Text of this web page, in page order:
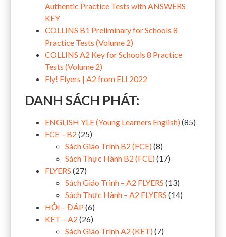
Authentic Practice Tests with ANSWERS
KEY
COLLINS B1 Preliminary for Schools 8
Practice Tests (Volume 2)
COLLINS A2 Key for Schools 8 Practice
Tests (Volume 2)
Fly! Flyers | A2 from ELI 2022
DANH SÁCH PHÁT:
ENGLISH YLE (Young Learners English) (85)
FCE – B2 (25)
Sách Giáo Trình B2 (FCE) (8)
Sách Thực Hành B2 (FCE) (17)
FLYERS (27)
Sách Giáo Trình – A2 FLYERS (13)
Sách Thực Hành – A2 FLYERS (14)
HỎI – ĐÁP (6)
KET – A2 (26)
Sách Giáo Trình A2 (KET) (7)